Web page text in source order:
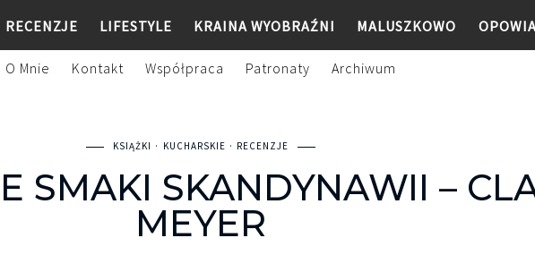
RECENZJE LIFESTYLE KRAINA WYOBRAŹNI MALUSZKOWO
O Mnie Kontakt Współpraca Patronaty Archiwum
KSIĄŻKI KUCHARSKIE RECENZJE
SMAKI SKANDYNAWII –
MEYER